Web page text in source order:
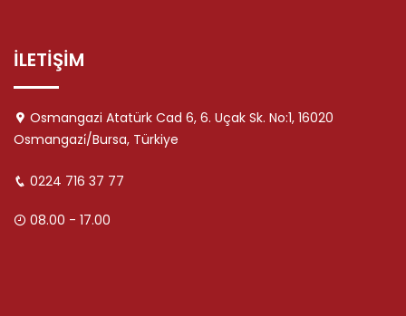
İLETİŞİM
Osmangazi Atatürk Cad 6, 6. Uçak Sk. No:1, 16020
Osmangazi̇/Bursa, Türkiye
0224 716 37 77
08.00 - 17.00